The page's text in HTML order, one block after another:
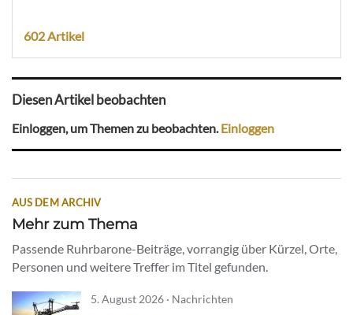
602 Artikel
Diesen Artikel beobachten
Einloggen, um Themen zu beobachten. Einloggen
AUS DEM ARCHIV
Mehr zum Thema
Passende Ruhrbarone-Beiträge, vorrangig über Kürzel, Orte,
Personen und weitere Treffer im Titel gefunden.
5. August 2026 · Nachrichten